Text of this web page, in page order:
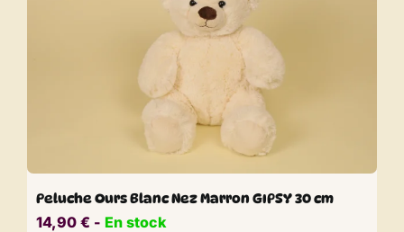
Peluche Ours Blanc Nez Marron GIPSY 30 cm
14,90 € ​​ - En stock